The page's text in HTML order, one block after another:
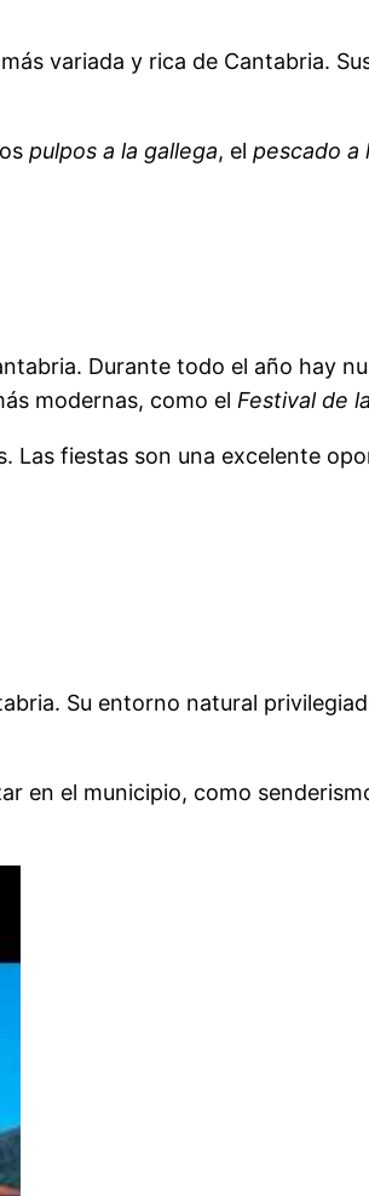
variada y rica de Cantabria.
pulpos a la gallega, el pescado a
Durante todo el año hay
modernas, como el Festival de
fiestas son una excelente
Su entorno natural
en el municipio, como